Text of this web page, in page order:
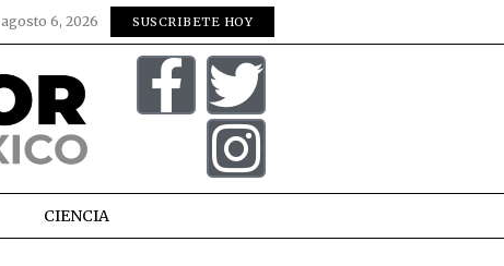
agosto 6, 2026 SUSCRIBETE HOY
CIENCIA